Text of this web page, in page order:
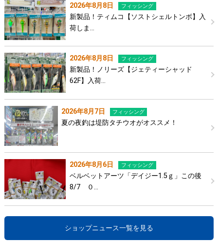
2026年8月8日 フィッシング
新製品！ティムコ【ソストシェルトンボ】入
荷しま…
2026年8月8日 フィッシング
新製品！ノリーズ【ジェティーシャッド
62F】入荷…
2026年8月7日 フィッシング
夏の夜釣は堤防タチウオがオススメ！
2026年8月6日 フィッシング
ベルベットアーツ「デイジー1.5ｇ」この後
8/7 ０…
ショップニュース一覧を見る